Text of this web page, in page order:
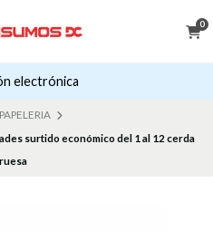
0
electrónica
PAPELERIA
surtido económico del 1 al 12 cerda